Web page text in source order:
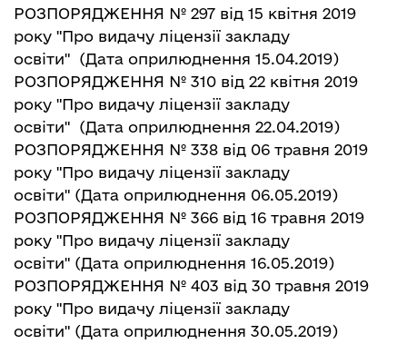
РОЗПОРЯДЖЕННЯ № 297 від 15 квітня 2019
року "Про видачу ліцензії закладу
освіти" (Дата оприлюднення 15.04.2019)
РОЗПОРЯДЖЕННЯ № 310 від 22 квітня 2019
року "Про видачу ліцензії закладу
освіти" (Дата оприлюднення 22.04.2019)
РОЗПОРЯДЖЕННЯ № 338 від 06 травня 2019
року "Про видачу ліцензії закладу
освіти" (Дата оприлюднення 06.05.2019)
РОЗПОРЯДЖЕННЯ № 366 від 16 травня 2019
року "Про видачу ліцензії закладу
освіти" (Дата оприлюднення 16.05.2019)
РОЗПОРЯДЖЕННЯ № 403 від 30 травня 2019
року "Про видачу ліцензії закладу
освіти" (Дата оприлюднення 30.05.2019)